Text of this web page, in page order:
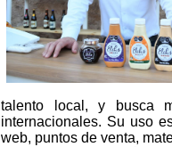
talento local, y busca
internacionales. Su uso
web, puntos de venta,